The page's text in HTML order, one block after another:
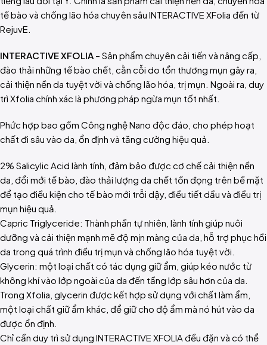
tế bào và chống lão hóa chuyên sâu INTERACTIVE XFolia đến từ
RejuvE.
INTERACTIVE XFOLIA – Sản phẩm chuyên cải tiến và nâng cấp,
đào thải những tế bào chết, cằn cỗi do tổn thương mụn gây ra,
cải thiện nền da tuyệt vời và chống lão hóa, trị mụn. Ngoài ra, duy
trì Xfolia chính xác là phương pháp ngừa mụn tốt nhất.
Phức hợp bao gồm Công nghệ Nano độc đáo, cho phép hoạt
chất đi sâu vào da, ổn định và tăng cường hiệu quả.
2% Salicylic Acid lành tính, đảm bảo được cơ chế cải thiện nền
da, đổi mới tế bào, đào thải lượng da chết tồn đọng trên bề mặt
để tạo điều kiện cho tế bào mới trỗi dậy, điều tiết dầu và điều trị
mụn hiệu quả.
Capric Triglyceride: Thành phần tự nhiên, lành tính giúp nuôi
dưỡng và cải thiện mạnh mẽ độ mịn màng của da, hỗ trợ phục hồi
da trong quá trình điều trị mụn và chống lão hóa tuyệt vời.
Glycerin: một loại chất có tác dụng giữ ẩm, giúp kéo nước từ
không khí vào lớp ngoài của da đến tầng lớp sâu hơn của da.
Trong Xfolia, glycerin được kết hợp sử dụng với chất làm ẩm,
một loại chất giữ ẩm khác, để giữ cho độ ẩm mà nó hút vào da
được ổn định.
Chỉ cần duy trì sử dụng INTERACTIVE XFOLIA đều đặn và có thể